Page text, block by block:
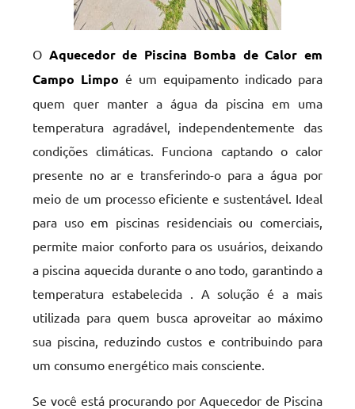
O Aquecedor de Piscina Bomba de Calor em
Campo Limpo é um equipamento indicado para
quem quer manter a água da piscina em uma
temperatura agradável, independentemente das
condições climáticas. Funciona captando o calor
presente no ar e transferindo-o para a água por
meio de um processo eficiente e sustentável. Ideal
para uso em piscinas residenciais ou comerciais,
permite maior conforto para os usuários, deixando
a piscina aquecida durante o ano todo, garantindo a
temperatura estabelecida . A solução é a mais
utilizada para quem busca aproveitar ao máximo
sua piscina, reduzindo custos e contribuindo para
um consumo energético mais consciente.
Se você está procurando por Aquecedor de Piscina